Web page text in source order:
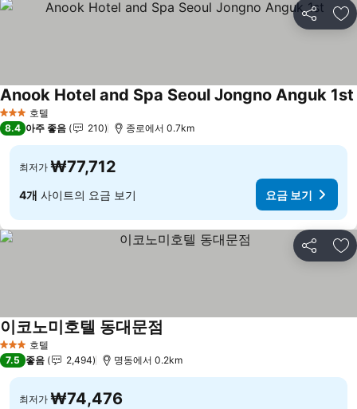
공유 즐
3 성급 호텔
Anook Hotel and Spa Seoul Jongno Anguk 1st
8.4 아주 좋음 210 종로에서 0.7km
최저가 ₩77,712
4개 사이트의 요금 보기 요금 보기
공유 즐
3 성급 호텔
이코노미호텔 동대문점
7.5 좋음 2,494 명동에서 0.2km
최저가 ₩74,476